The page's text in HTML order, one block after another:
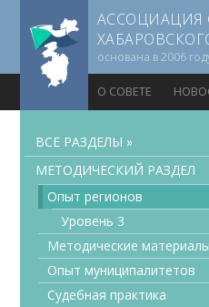
АССОЦИАЦИЯ
основана в 2006
О СОВЕТЕ
ВСЕ РАЗДЕЛЫ »
МЕТОДИЧЕСКИЙ РАЗДЕЛ
Опыт регионов
Уровень 3
Методические материалы
Опыт муниципалитетов
Судебная практика